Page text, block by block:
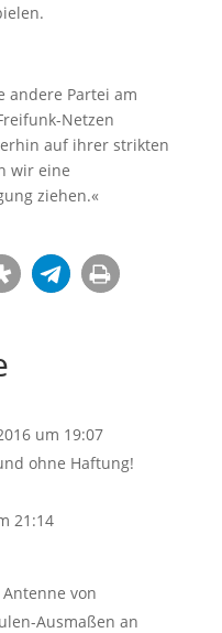
andere Partei am
Netzen
auf ihrer strikten
wir eine
ziehen.«
um 19:07
ohne Haftung!
21:14
von
Ausmaßen an